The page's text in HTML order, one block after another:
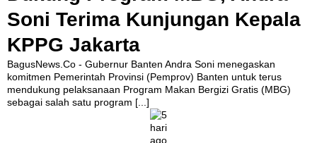
Soni Terima Kunjungan Kepala
KPPG Jakarta
BagusNews.Co - Gubernur Banten Andra Soni menegaskan
komitmen Pemerintah Provinsi (Pemprov) Banten untuk terus
mendukung pelaksanaan Program Makan Bergizi Gratis (MBG)
sebagai salah satu program [...]